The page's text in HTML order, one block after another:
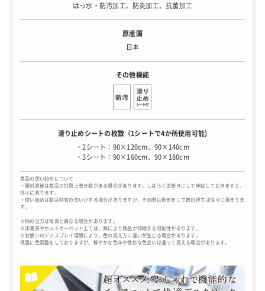
はっ水・防汚加工、防炎加工、抗菌加工
原産国
日本
その他機能
滑り止めシートの枚数 （1シートで4か所使用可能)
・2シート：90×120cm、90×140cm
・3シート：90×160cm、90×180cm
商品の使い始めについて
・開封直後は商品の性質上巻き癖がある場合があります。しばらく逆巻きにして伸ばしておきますと、
徐々に直ります。
・使い始めは製品特有の匂いがする場合がありますが、その際は換気をして数日経てば徐々に薄まりま
す。
※柄の出方は写真と異なる場合があります。
※床暖房やホットカーペット上では、熱により商品が伸縮する可能性があります。
※お使いのディスプレイ環境により、色の見え方に違いが生じる場合があります。
慎重に色調整をしておりますが、鮮やかな色味や微妙な色合いは違って見える場合があります。